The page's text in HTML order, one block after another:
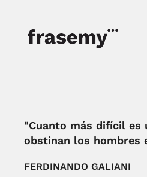
"Cuanto más difícil es
obstinan los hombres
FERDINANDO GALIANI